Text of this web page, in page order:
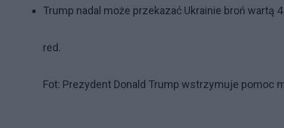
Trump nadal może przekazać Ukrainie broń wartą
red.
Fot: Prezydent Donald Trump wstrzymuje pomoc